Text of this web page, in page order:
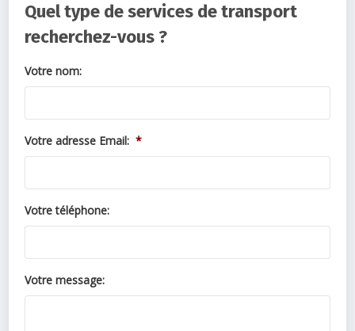
Quel type de services de transport
recherchez-vous ?
Votre nom:
Votre adresse Email: *
Votre téléphone:
Votre message: